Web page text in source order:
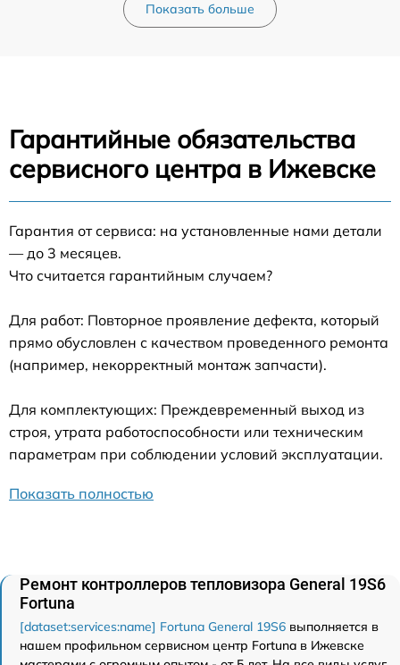
Показать больше
Гарантийные обязательства
сервисного центра в Ижевске
Гарантия от сервиса: на установленные нами детали
— до 3 месяцев.
Что считается гарантийным случаем?
Для работ: Повторное проявление дефекта, который
прямо обусловлен с качеством проведенного ремонта
(например, некорректный монтаж запчасти).
Для комплектующих: Преждевременный выход из
строя, утрата работоспособности или техническим
параметрам при соблюдении условий эксплуатации.
Показать полностью
Ремонт контроллеров тепловизора General 19S6
Fortuna
[dataset:services:name] Fortuna General 19S6 выполняется в
нашем профильном сервисном центр Fortuna в Ижевске